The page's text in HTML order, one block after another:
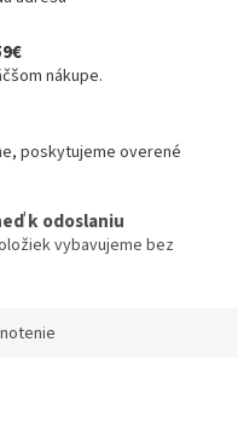
nákupe.
poskytujeme overené
k odoslaniu
vybavujeme bez